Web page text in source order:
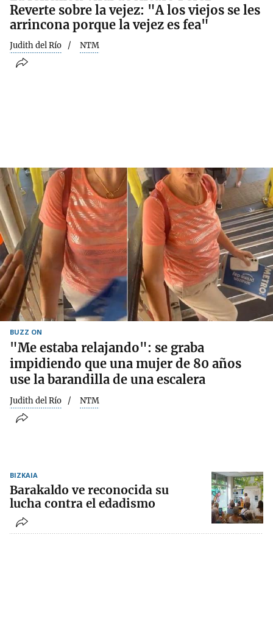
Reverte sobre la vejez: "A los viejos se les
arrincona porque la vejez es fea"
Judith del Río NTM
BUZZ ON
"Me estaba relajando": se graba
impidiendo que una mujer de 80 años
use la barandilla de una escalera
Judith del Río NTM
BIZKAIA
Barakaldo ve reconocida su
lucha contra el edadismo